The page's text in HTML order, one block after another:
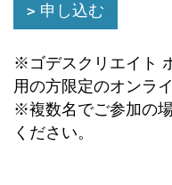
申し込む
※ゴデスクリエイト
用の方限定のオンラ
※複数名でご参加の
ください。